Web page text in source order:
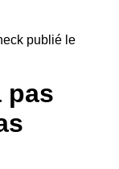
publié le
pas